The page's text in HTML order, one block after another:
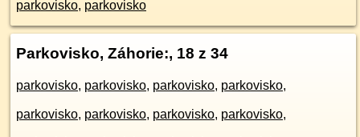
parkovisko, parkovisko
Parkovisko, Záhorie:, 18 z 34
parkovisko, parkovisko, parkovisko, parkovisko,
parkovisko, parkovisko, parkovisko, parkovisko,